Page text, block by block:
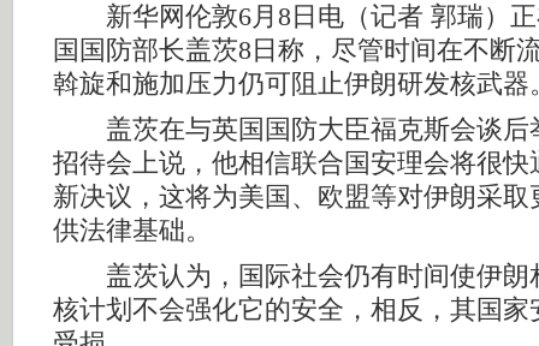
新华网伦敦6月8日电（记者 郭瑞）正
国国防部长盖茨8日称，尽管时间在不断
斡旋和施加压力仍可阻止伊朗研发核武器
盖茨在与英国国防大臣福克斯会谈后
招待会上说，他相信联合国安理会将很快
新决议，这将为美国、欧盟等对伊朗采取
供法律基础。
盖茨认为，国际社会仍有时间使伊朗
核计划不会强化它的安全，相反，其国家